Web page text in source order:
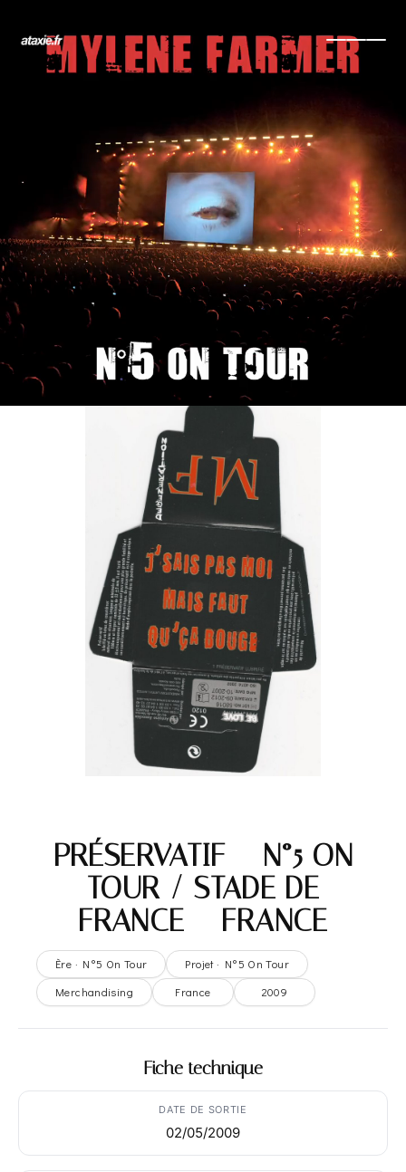
← Retour
Ajouter à ma collection Ajouter à ma wishlist
Comparer cet objet Voir ma collection
PRÉSERVATIF – N°5 ON
TOUR / STADE DE
FRANCE – FRANCE
Ère · N°5 On Tour
Projet · N°5 On Tour
Merchandising
France 2009
Fiche technique
DATE DE SORTIE
02/05/2009